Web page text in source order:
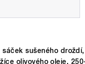
sušeného droždí,
olivového oleje,